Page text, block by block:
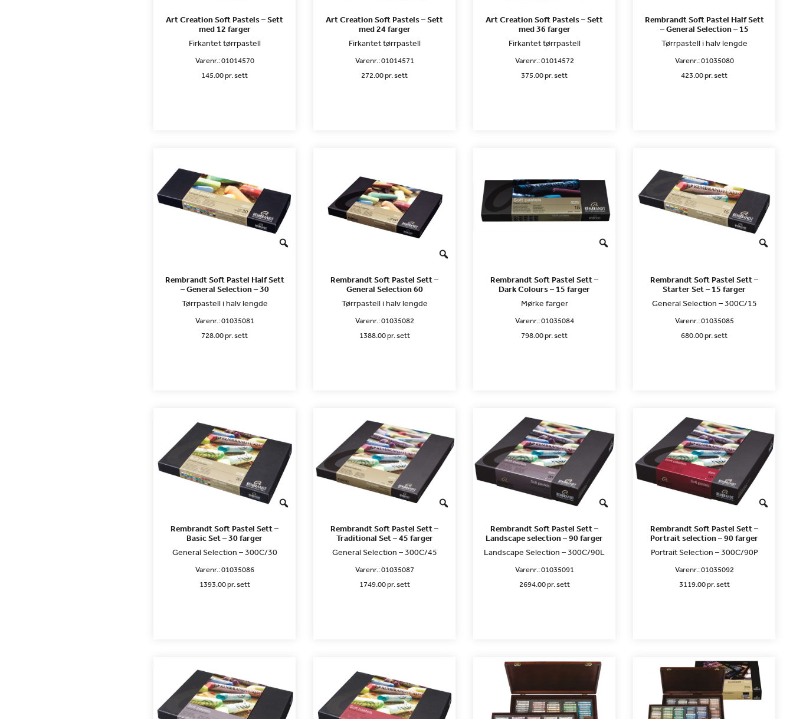
Art Creation Soft Pastels – Sett
med 12 farger
Firkantet tørrpastell
Varenr.:01014570
145.00 pr. sett
Art Creation Soft Pastels – Sett
med 24 farger
Firkantet tørrpastell
Varenr.:01014571
272.00 pr. sett
Art Creation Soft Pastels – Sett
med 36 farger
Firkantet tørrpastell
Varenr.:01014572
375.00 pr. sett
Rembrandt Soft Pastel Half Sett
– General Selection – 15
Tørrpastell i halv lengde
Varenr.:01035080
423.00 pr. sett
Rembrandt Soft Pastel Half Sett
– General Selection – 30
Tørrpastell i halv lengde
Varenr.:01035081
728.00 pr. sett
Rembrandt Soft Pastel Sett –
General Selection 60
Tørrpastell i halv lengde
Varenr.:01035082
1388.00 pr. sett
Rembrandt Soft Pastel Sett –
Dark Colours – 15 farger
Mørke farger
Varenr.:01035084
798.00 pr. sett
Rembrandt Soft Pastel Sett –
Starter Set – 15 farger
General Selection – 300C/15
Varenr.:01035085
680.00 pr. sett
Rembrandt Soft Pastel Sett –
Basic Set – 30 farger
General Selection – 300C/30
Varenr.:01035086
1393.00 pr. sett
Rembrandt Soft Pastel Sett –
Traditional Set – 45 farger
General Selection – 300C/45
Varenr.:01035087
1749.00 pr. sett
Rembrandt Soft Pastel Sett –
Landscape selection – 90 farger
Landscape Selection – 300C/90L
Varenr.:01035091
2694.00 pr. sett
Rembrandt Soft Pastel Sett –
Portrait selection – 90 farger
Portrait Selection – 300C/90P
Varenr.:01035092
3119.00 pr. sett